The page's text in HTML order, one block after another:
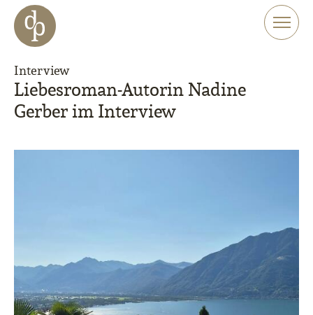
Zum Haupt-Inhalt springen
Zur Navigation springen
Zur Website-Suche springen
Interview
Liebesroman-Autorin Nadine
Gerber im Interview